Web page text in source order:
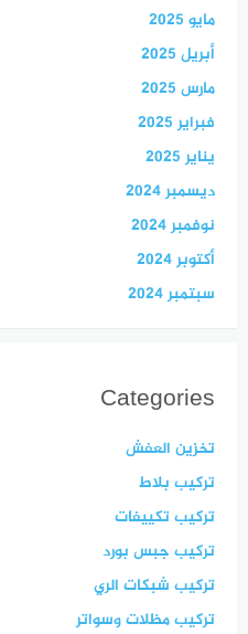
مايو 2025
أبريل 2025
مارس 2025
فبراير 2025
يناير 2025
ديسمبر 2024
نوفمبر 2024
أكتوبر 2024
سبتمبر 2024
Categories
تخزين العفش
تركيب بلاط
تركيب تكييفات
تركيب جبس بورد
تركيب شبكات الري
تركيب مظلات وسواتر